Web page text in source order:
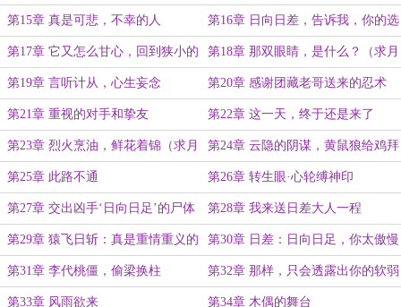
第15章 真是可悲，不幸的人 第16章 日向日差，告诉我，你的选
择
第17章 它又怎么甘心，回到狭小的
笼子中？（求月票QAQ）
第18章 那双眼睛，是什么？（求月
票QAQ）
第19章 言听计从，心生妄念 第20章 感谢团藏老哥送来的忍术
第21章 重视的对手和挚友 第22章 这一天，终于还是来了
第23章 烈火烹油，鲜花着锦（求月
票）
第24章 云隐的阴谋，黄鼠狼给鸡拜
年（求月票）
第25章 此路不通 第26章 转生眼·心轮缚神印
第27章 交出凶手‘日向日足’的尸体 第28章 我来送日差大人一程
第29章 猿飞日斩：真是重情重义的
好孩子
第30章 日差：日向日足，你太傲慢
了
第31章 李代桃僵，偷梁换柱 第32章 那样，只会透露出你的软弱
第33章 风雨欲来 第34章 木偶的舞台